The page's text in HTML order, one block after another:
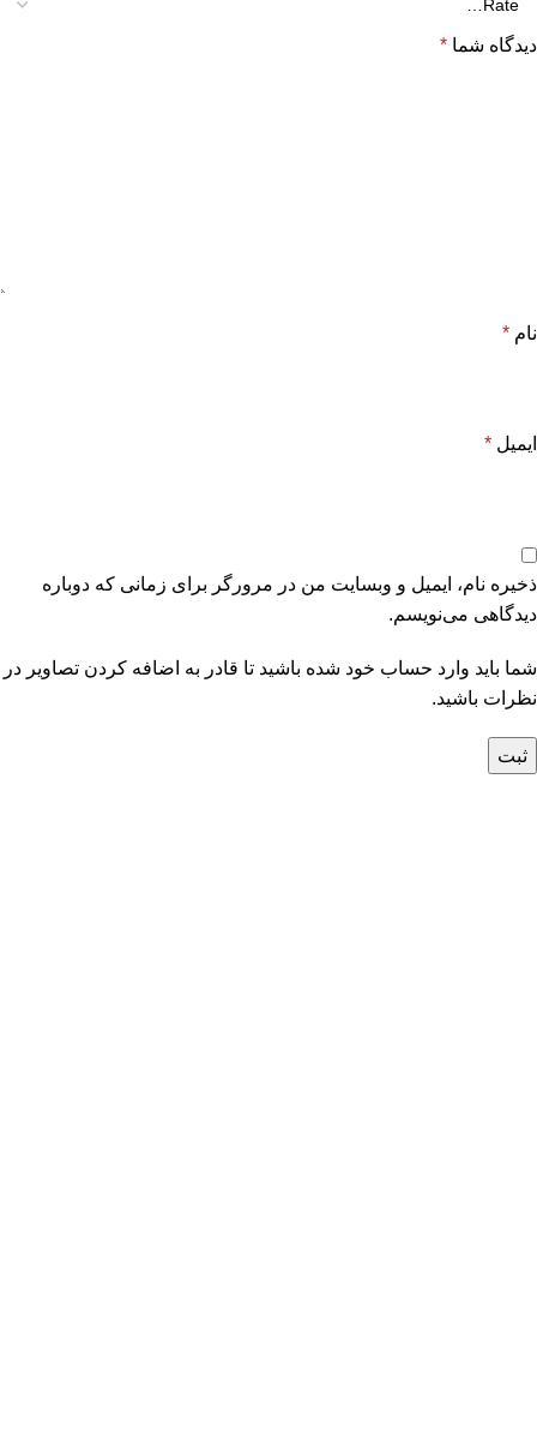
دیدگاه شما *
نام *
ایمیل *
ذخیره نام، ایمیل و وبسایت من در مرورگر برای زمانی که دوباره
دیدگاهی می‌نویسم.
شما باید وارد حساب خود شده باشید تا قادر به اضافه کردن تصاویر در
نظرات باشید.